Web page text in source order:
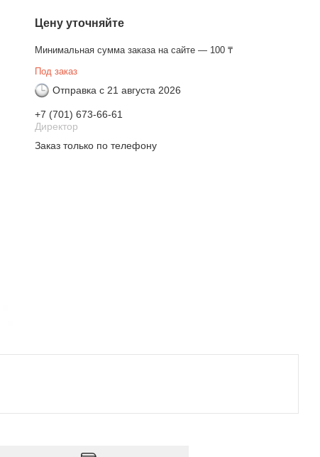
Цену уточняйте
Минимальная сумма заказа на сайте — 100 ₸
Под заказ
Отправка с 21 августа 2026
+7 (701) 673-66-61
Директор
Заказ только по телефону